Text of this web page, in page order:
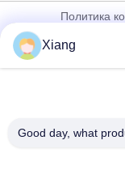
Политика
Китай Хорошее
Доставщик. 2021-
Xiang
Good day, what